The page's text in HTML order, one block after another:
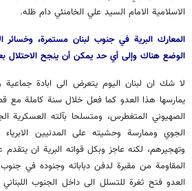
الاسلامية الامام السيد علي الخامنئي دام ظله.
المعارك البرية في جنوب لبنان مستمرة، وخسائر
الوضع هناك وإلى أي حد يمكن أن ينجح الاحتلال
لا شك ان لبنان اليوم يتعرض الى ابادة جماعية
يمارسها هذا العدو كما فعل خلال سنة كاملة مع
الصهيوني المتغطرس، ومتسلحا بآلته العسكرية
الجوي وممارسة وحشيته على المدنيين
وتهجيرهم، لكنه عاجز وبكل قواته البرية ان يتقدم
العدو فتح ثغرة للتسلل الى داخل الجنوب